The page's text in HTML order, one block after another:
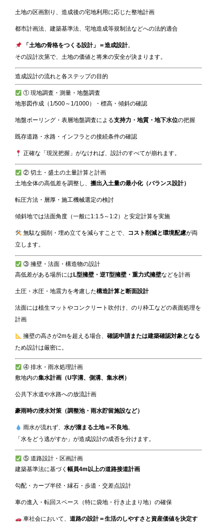
土地の区画割り、造成後の宅地利用に応じた整地計画
都市計画法、建築基準法、宅地造成等規制法などへの法的適合
「土地の骨格をつくる設計」＝造成設計。
その設計次第で、土地の価値と将来の安全が決まります。
造成設計の流れと各ステップの目的
① 現地調査・測量・地盤調査
地形図作成（1/500～1/1000）・標高・傾斜の確認
地盤ボーリング・表層地盤調査による支持力・地質・地下水位の把握
既存道路・水路・インフラとの接続条件の確認
正確な「現況把握」がなければ、設計のすべてが崩れます。
② 切土・盛土の土量計算と計画
土地全体の高低差を調整し、搬出入土量の最小化（バランス設計）
転圧方法・層厚・施工機械選定の検討
傾斜地では法面角度（一般に1:1.5～1:2）と安定計算を実施
無駄な掘削・埋め立てを減らすことで、 コスト削減と環境配慮が両
立します。
③ 擁壁・法面・構造物の設計
高低差がある場所には L型擁壁・逆T型擁壁・重力式擁壁などを計画
土圧・水圧・地震力を考慮した構造計算と断面設計
法面には植生マットやコンクリート吹付け、のり枠工などの表面処理を
計画
擁壁の高さが2mを超える場合、確認申請または建築確認対象となる
ため設計は厳密に。
④ 排水・雨水処理計画
敷地内の集水計画（U字溝、側溝、集水桝）
公共下水道や水路への放流計画
豪雨時の浸水対策（調整池・雨水貯留施設など）
雨水が流れず、水が溜まる土地＝不良地。
「水をどう逃がすか」が造成設計の成否を分けます。
⑤ 道路設計・区画計画
建築基準法に基づく幅員4m以上の道路接道計画
勾配・カーブ半径・縁石・歩道・交差点設計
車の進入・転回スペース（特に袋地・行き止まり地）の確保
車社会において、道路の設計＝生活のしやすさと資産価値を決定す